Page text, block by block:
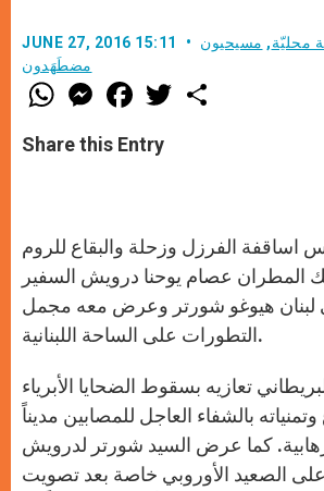
JUNE 27, 2016 15:11 محليّة, مسيحيون
مضطَهَدون
W
h
t
s
M
e
s
e
F
a
e
b
T
w
Share this Entry
اساقفة الفرزل وزحلة والبقاع للروم
المطران عصام يوحنا درويش السفير
لبنان هيوغو شورتر وعرض معه مجمل
التطورات على الساحة اللبنانية.
تعازيه بسقوط الضحايا الأبرياء
بالشفاء العاجل للمصابين مديناً
كما عرض السيد شورتر لدرويش
على الصعيد الأوروبي خاصة بعد تصويت